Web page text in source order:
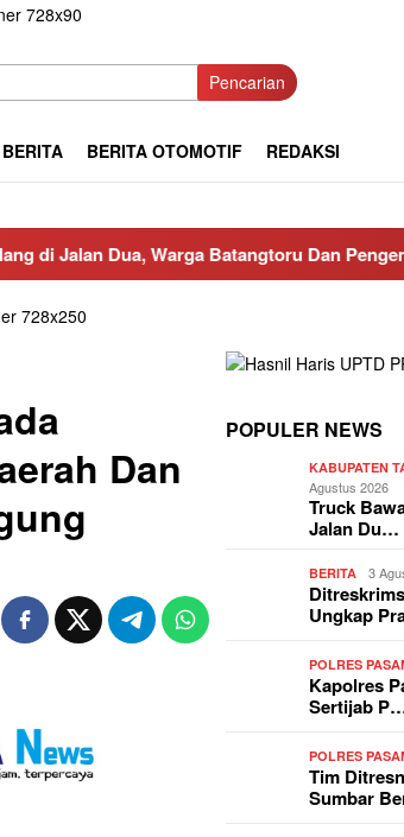
Pencarian
BERITA OTOMOTIF REDAKSI
Dua, Warga Batangtoru Dan Pengendara
Dan
POPULER NEWS
KABUPATEN
Agustus 2026
Truck
Jalan Du…
BERITA 3
Ungkap
POLRES
Kapolres
Sertijab
POLRES
Tim
Sumbar